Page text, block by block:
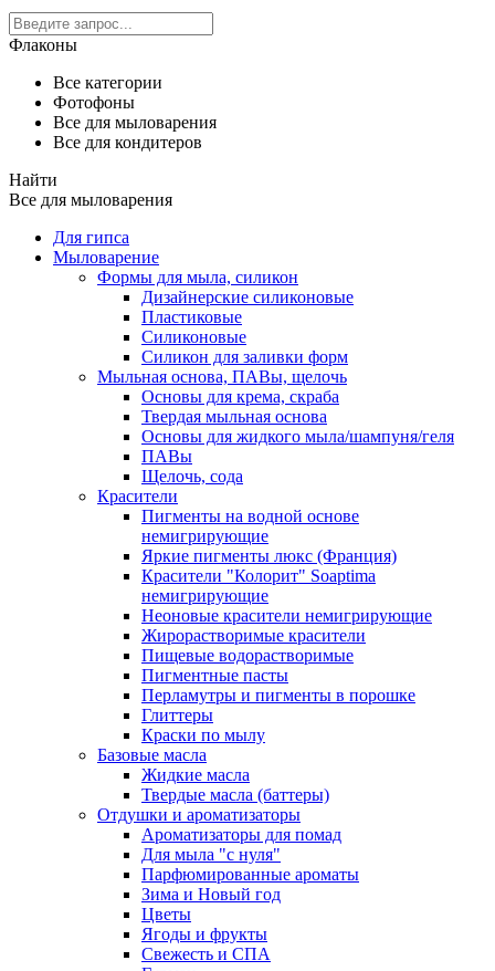
Флаконы
Все категории
Фотофоны
Все для мыловарения
Все для кондитеров
Найти
Все для мыловарения
Для гипса
Мыловарение
Формы для мыла, силикон
Дизайнерские силиконовые
Пластиковые
Силиконовые
Силикон для заливки форм
Мыльная основа, ПАВы, щелочь
Основы для крема, скраба
Твердая мыльная основа
Основы для жидкого мыла/шампуня/геля
ПАВы
Щелочь, сода
Красители
Пигменты на водной основе
немигрирующие
Яркие пигменты люкс (Франция)
Красители "Колорит" Soaptima
немигрирующие
Неоновые красители немигрирующие
Жирорастворимые красители
Пищевые водорастворимые
Пигментные пасты
Перламутры и пигменты в порошке
Глиттеры
Краски по мылу
Базовые масла
Жидкие масла
Твердые масла (баттеры)
Отдушки и ароматизаторы
Ароматизаторы для помад
Для мыла "с нуля"
Парфюмированные ароматы
Зима и Новый год
Цветы
Ягоды и фрукты
Свежесть и СПА